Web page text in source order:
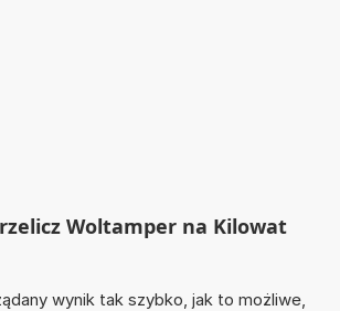
Woltamper na Kilowat
wynik tak szybko, jak to możliwe,